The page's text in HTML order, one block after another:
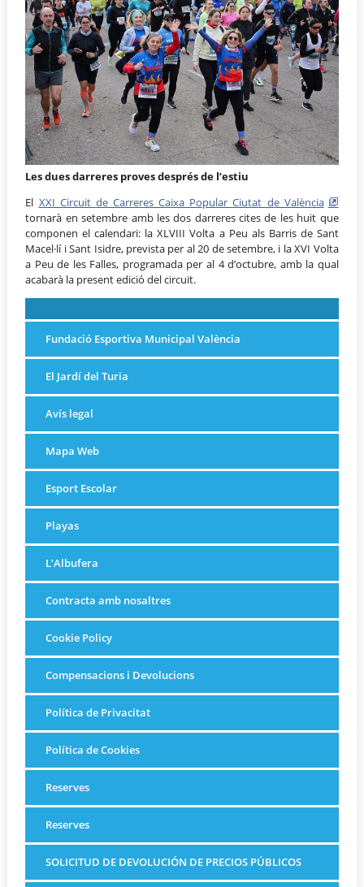
Les dues darreres proves després de l’estiu
El XXI Circuit de Carreres Caixa Popular Ciutat de València
tornarà en setembre amb les dos darreres cites de les huit que
componen el calendari: la XLVIII Volta a Peu als Barris de Sant
Macel·lí i Sant Isidre, prevista per al 20 de setembre, i la XVI Volta
a Peu de les Falles, programada per al 4 d’octubre, amb la qual
acabarà la present edició del circuit.
Fundació Esportiva Municipal València
El Jardí del Turia
Avís legal
Mapa Web
Esport Escolar
Playas
L’Albufera
Contracta amb nosaltres
Cookie Policy
Compensacions i Devolucions
Política de Privacitat
Política de Cookies
Reserves
Reserves
SOLICITUD DE DEVOLUCIÓN DE PRECIOS PÚBLICOS